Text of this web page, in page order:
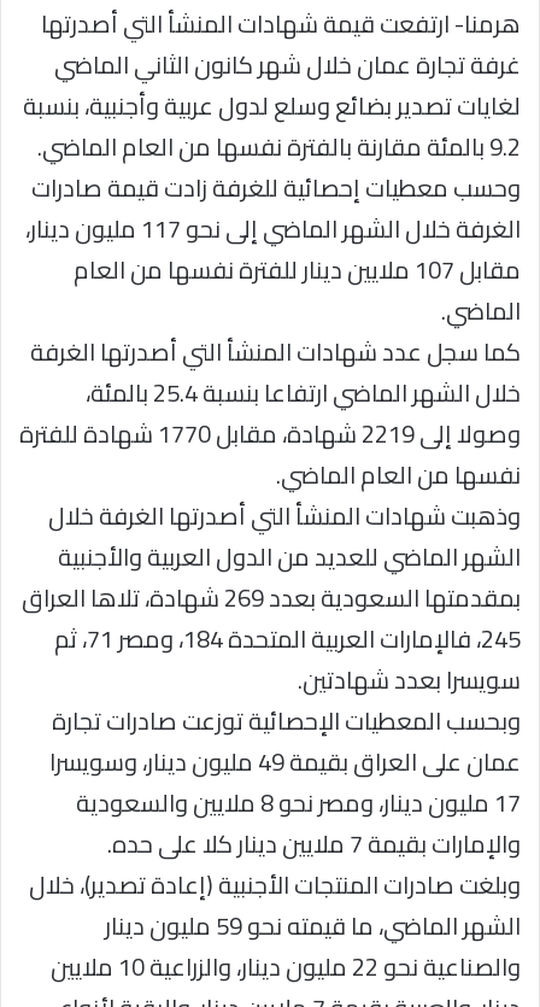
هرمنا- ارتفعت قيمة شهادات المنشأ التي أصدرتها
غرفة تجارة عمان خلال شهر كانون الثاني الماضي
لغايات تصدير بضائع وسلع لدول عربية وأجنبية، بنسبة
9.2 بالمئة مقارنة بالفترة نفسها من العام الماضي.
وحسب معطيات إحصائية للغرفة زادت قيمة صادرات
الغرفة خلال الشهر الماضي إلى نحو 117 مليون دينار،
مقابل 107 ملايين دينار للفترة نفسها من العام
الماضي.
كما سجل عدد شهادات المنشأ التي أصدرتها الغرفة
خلال الشهر الماضي ارتفاعا بنسبة 25.4 بالمئة،
وصولا إلى 2219 شهادة، مقابل 1770 شهادة للفترة
نفسها من العام الماضي.
وذهبت شهادات المنشأ التي أصدرتها الغرفة خلال
الشهر الماضي للعديد من الدول العربية والأجنبية
بمقدمتها السعودية بعدد 269 شهادة، تلاها العراق
245، فالإمارات العربية المتحدة 184، ومصر 71، ثم
سويسرا بعدد شهادتين.
وبحسب المعطيات الإحصائية توزعت صادرات تجارة
عمان على العراق بقيمة 49 مليون دينار، وسويسرا
17 مليون دينار، ومصر نحو 8 ملايين والسعودية
والإمارات بقيمة 7 ملايين دينار كلا على حده.
وبلغت صادرات المنتجات الأجنبية (إعادة تصدير)، خلال
الشهر الماضي، ما قيمته نحو 59 مليون دينار
والصناعية نحو 22 مليون دينار، والزراعية 10 ملايين